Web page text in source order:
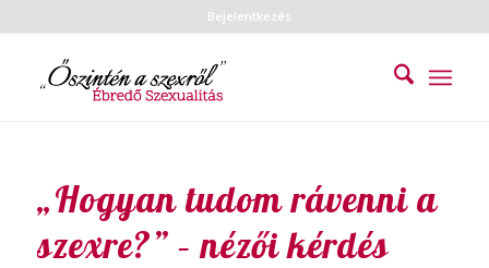
Bejelentkezés
„Hogyan tudom rávenni a
szexre?” – nézői kérdés